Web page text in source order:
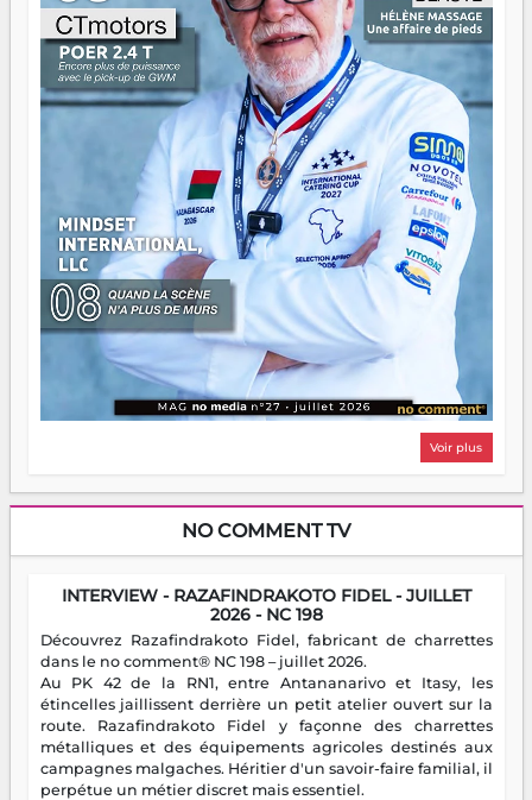
n'importe quel manuel. À Madagascar, la barque avance.
Il faut juste s'assurer que tout le monde rame dans le
même sens.
Voir plus
NO COMMENT TV
INTERVIEW - RAZAFINDRAKOTO FIDEL - JUILLET
2026 - NC 198
Découvrez Razafindrakoto Fidel, fabricant de charrettes
dans le no comment® NC 198 – juillet 2026.
Au PK 42 de la RN1, entre Antananarivo et Itasy, les
étincelles jaillissent derrière un petit atelier ouvert sur la
route. Razafindrakoto Fidel y façonne des charrettes
métalliques et des équipements agricoles destinés aux
campagnes malgaches. Héritier d'un savoir-faire familial, il
perpétue un métier discret mais essentiel.